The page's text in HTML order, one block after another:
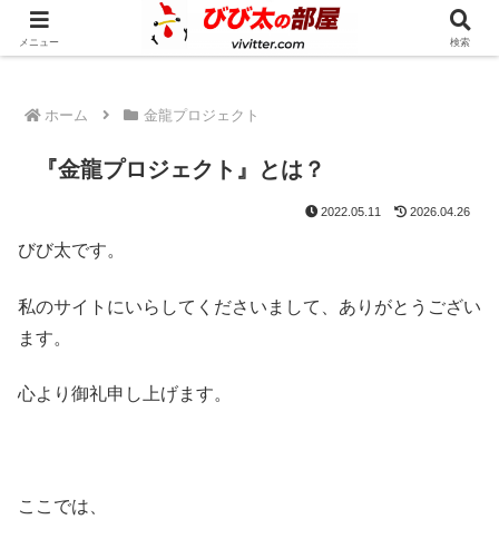
人生の奇跡を一緒に起こしてみませんか？
ホーム 金龍プロジェクト
『金龍プロジェクト』とは？
2022.05.11 2026.04.26
びび太です。
私のサイトにいらしてくださいまして、ありがとうござい
ます。
心より御礼申し上げます。
ここでは、
メニュー 検索